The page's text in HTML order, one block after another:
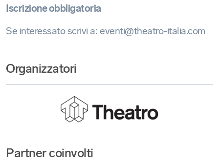
Organizzatori
Partner coinvolti
Iscrizione obbligatoria
Se interessato scrivi a: eventi@theatro-italia.com